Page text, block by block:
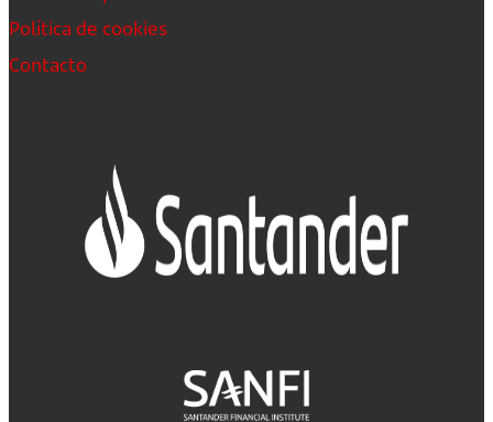
Política de cookies
Contacto